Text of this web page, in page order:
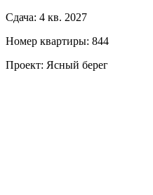
Сдача: 4 кв. 2027
Номер квартиры: 844
Проект: Ясный берег